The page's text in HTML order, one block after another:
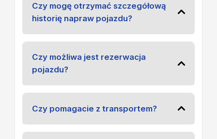
Czy mogę otrzymać szczegółową
historię napraw pojazdu?
Czy możliwa jest rezerwacja
pojazdu?
Czy pomagacie z transportem?